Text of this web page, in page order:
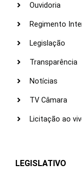
Ouvidoria
Regimento
Legislação
Transparência
Notícias
TV Câmara
Licitação ao
LEGISLATIVO